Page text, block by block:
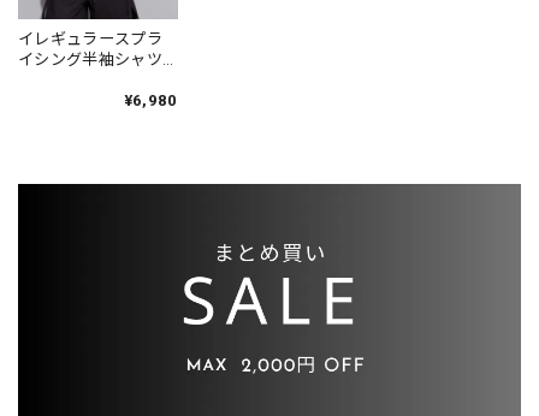
イレギュラースプラ
イシング半袖シャツ
¥6,980